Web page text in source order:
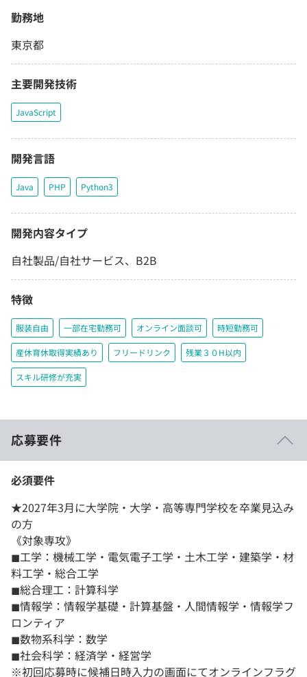
勤務地
東京都
主要開発技術
JavaScript
開発言語
Java PHP Python3
開発内容タイプ
自社製品/自社サービス、B2B
特徴
服装自由 一部在宅勤務可 オンライン面談可 時短勤務可
産休育休取得実績あり フリードリンク 残業３０H以内
スキル研修が充実
応募要件
必須要件
★2027年3月に大学院・大学・高等専門学校を卒業見込み
の方
《対象専攻》
◼︎工学：機械工学・電気電子工学・土木工学・建築学・材
料工学・総合工学
◼︎総合理工：計算科学
◼︎情報学：情報学基礎・計算基盤・人間情報学・情報学フ
ロンティア
◼︎数物系科学：数学
◼︎社会科学：経済学・経営学
※初回応募時に候補日時入力の画面にてオンラインフラグ